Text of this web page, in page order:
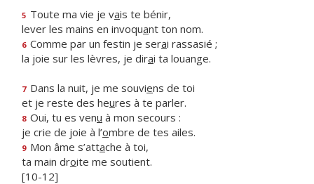
5 Toute ma vie je vais te bénir,
lever les mains en invoquant ton nom.
6 Comme par un festin je serai rassasié ;
la joie sur les lèvres, je dirai ta louange.
7 Dans la nuit, je me souviens de toi
et je reste des heures à te parler.
8 Oui, tu es venu à mon secours :
je crie de joie à l’ombre de tes ailes.
9 Mon âme s’attache à toi,
ta main droite me soutient.
[10-12]